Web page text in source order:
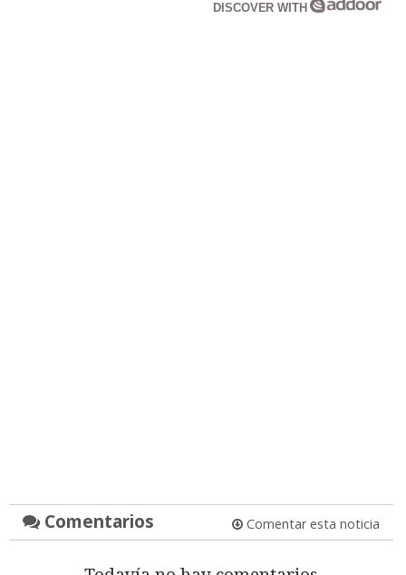
DISCOVER WITH
Comentarios Comentar esta noticia